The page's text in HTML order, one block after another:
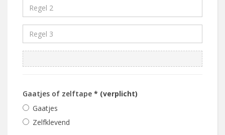
Gaatjes of zelftape * (verplicht)
Gaatjes
Zelfklevend